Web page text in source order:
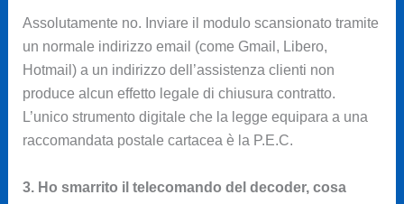
Assolutamente no. Inviare il modulo scansionato tramite
un normale indirizzo email (come Gmail, Libero,
Hotmail) a un indirizzo dell’assistenza clienti non
produce alcun effetto legale di chiusura contratto.
L’unico strumento digitale che la legge equipara a una
raccomandata postale cartacea è la P.E.C.
3. Ho smarrito il telecomando del decoder, cosa